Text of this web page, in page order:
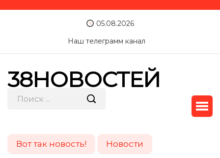
05.08.2026
Наш телеграмм канал
38НОВОСТЕЙ
Вот так новость! Новости